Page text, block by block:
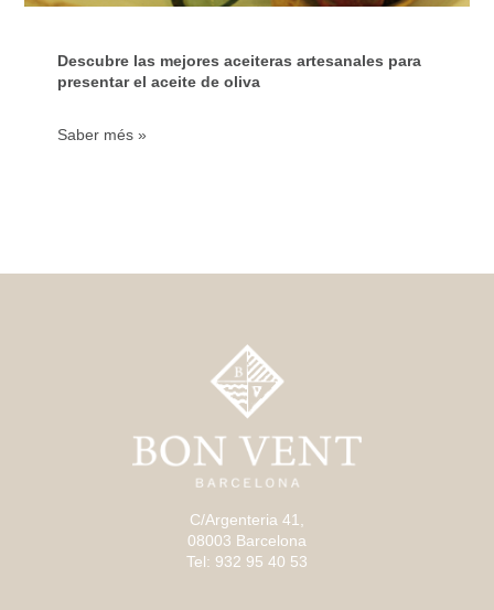
Descubre las mejores aceiteras artesanales para
presentar el aceite de oliva
Saber més »
C/Argenteria 41,
08003 Barcelona
Tel: 932 95 40 53